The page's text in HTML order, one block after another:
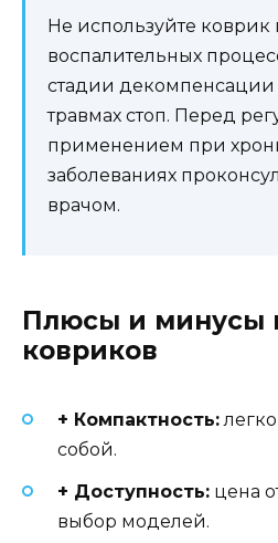
Не используйте коврик
воспалительных
стадии декомпенсации
травмах стоп. Перед
применением при
заболеваниях
врачом.
Плюсы и минусы
ковриков
+ Компактность:
собой.
+ Доступность: цена
выбор моделей.